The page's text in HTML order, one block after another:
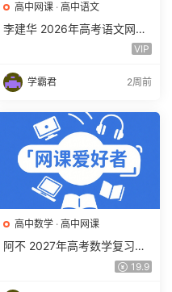
高中网课 · 高中语文
李建华 2026年高考语文网课
教程 高三语文 a+二三轮复习
VIP
学霸君 2周前
高中数学 · 高中网课
阿不 2027年高考数学复习网
课教程 高三数学 一轮复习视
19.9